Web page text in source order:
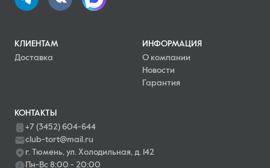
КЛИЕНТАМ
Доставка
ИНФОРМАЦИЯ
О компании
Новости
Гарантия
КОНТАКТЫ
+7 (3452) 604-644
club-tort@mail.ru
г. Тюмень, ул. Холодильная, д. 142
Пн-Вс 8:00 - 20:00